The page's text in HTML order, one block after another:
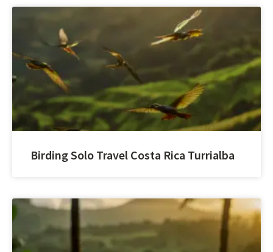
Birding Solo Travel Costa Rica Turrialba